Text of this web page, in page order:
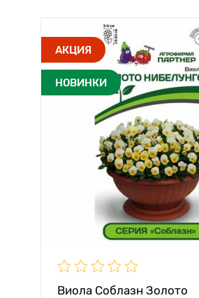
АКЦИЯ
НОВИНКИ
Виола Соблазн Золото